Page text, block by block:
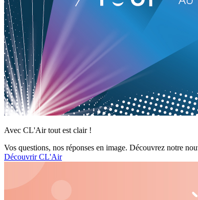
Avec CL'Air tout est clair !
Vos questions, nos réponses en image. Découvrez notre
Découvrir CL'Air